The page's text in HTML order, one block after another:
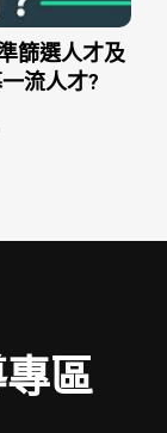
準控制成本
區